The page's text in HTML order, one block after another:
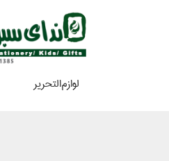
لوازم‌التحرير